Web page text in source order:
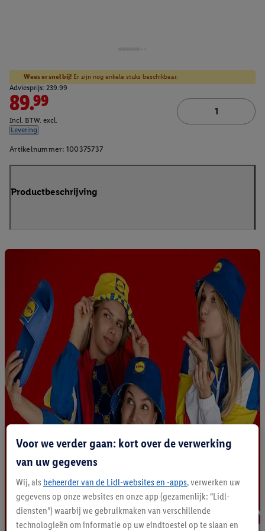
Wees er snel bij! Er zijn nog enkele stuks beschikbaar.
Adviesprijs: 239.99
89.99
Incl. BTW. excl.
Levering
Artikelnummer: 100375737
Productbeschrijving
Voor we verder gaan: kort over de verwerking
van uw gegevens
Wij, als beheerder van de Lidl-websites en -apps, verwerken uw
gegevens op onze websites en onze app (gezamenlijk: “Lidl-
diensten”) waarbij we gebruikmaken van verschillende
technologieën om informatie op uw eindtoestel op te slaan en